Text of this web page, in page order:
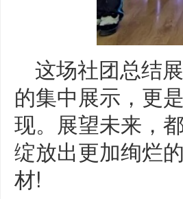
这场社团总结
的集中展示，更
现。展望未来，
绽放出更加绚烂
材!